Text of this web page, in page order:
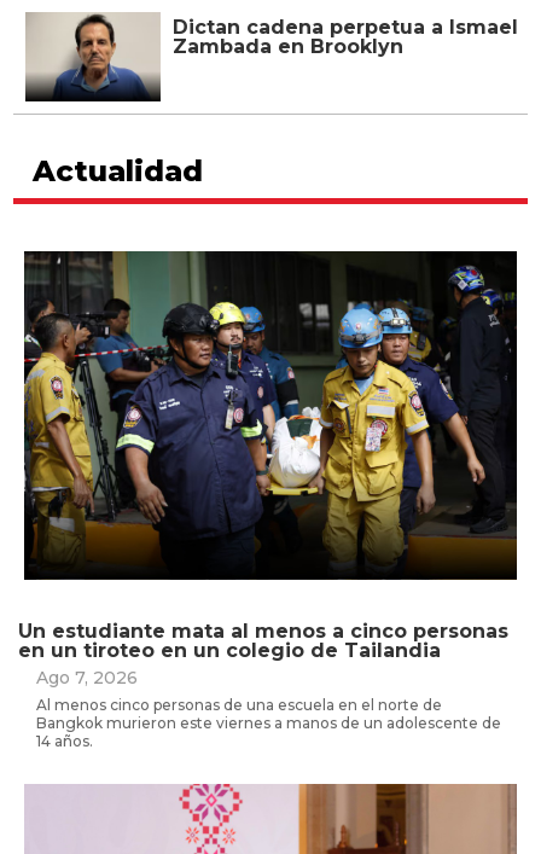
Dictan cadena perpetua a Ismael
Zambada en Brooklyn
Actualidad
Un estudiante mata al menos a cinco personas
en un tiroteo en un colegio de Tailandia
Ago 7, 2026
Al menos cinco personas de una escuela en el norte de
Bangkok murieron este viernes a manos de un adolescente de
14 años.